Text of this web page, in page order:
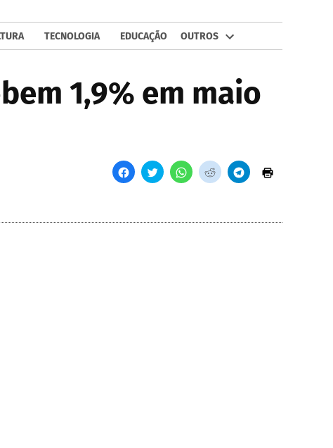
TECNOLOGIA EDUCAÇÃO OUTROS
1,9% em maio